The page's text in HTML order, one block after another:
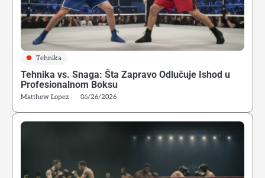
Tehnika
Tehnika vs. Snaga: Šta Zapravo Odlučuje Ishod u
Profesionalnom Boksu
Matthew Lopez 06/26/2026